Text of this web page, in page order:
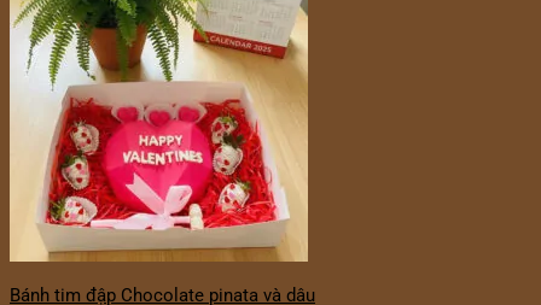
Bánh tim đập Chocolate pinata và dâu